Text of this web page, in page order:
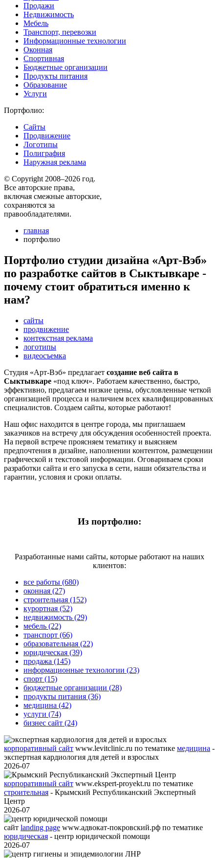
Продажи
Недвижимость
Мебель
Транспорт, перевозки
Информационные технологии
Оконная
Спортивная
Бюджетные организации
Продукты питания
Образование
Услуги
Портфолио:
Сайты
Продвижение
Логотипы
Полиграфия
Наружная реклама
© Copyright 2008–2026 год.
Все авторские права,
включая смежные авторские,
сохраняются за
правообладателями.
главная
портфолио
Портфолио студии дизайна «Арт-Вэб»
по разработке сайтов в Сыктывкаре -
почему стоит обратиться именно к
нам?
сайты
продвижение
контекстная реклама
логотипы
видеосъемка
Студия «Арт-Вэб» предлагает создание веб сайта в
Сыктывкаре «под ключ». Работаем качественно, быстро,
эффективно, предлагаем низкие цены, обусловленные четкой
организацией процесса и наличием всех квалифицированных
специалистов. Создаем сайты, которые работают!
Наш офис находится в центре города, мы приглашаем
заказчиков на встречу для обсуждения особенностей проекта.
На первой встрече проясняем тематику и выясняем
предпочтения в дизайне, наполнении контентом, размещении
графической и текстовой информации. Оговариваем сроки
разработки сайта и его запуска в сети, наши обязательства и
гарантии, условия и сроки оплаты.
Из портфолио:
Разработанные нами сайты, которые работают на наших
клиентов:
все работы (680)
оконная (27)
строительная (152)
курортная (52)
недвижимость (29)
мебель (22)
транспорт (66)
образовательная (22)
юридическая (39)
продажа (145)
информационные технологии (23)
спорт (15)
бюджетные организации (28)
продукты питания (36)
медицина (42)
услуги (74)
бизнес сайт (24)
корпоративный сайт www.levitclinic.ru по тематике медицина -
экспертная кардиология для детей и взрослых
2026-07
корпоративный сайт www.ekspert-proyekt.ru по тематике
строительная - Крымский Республиканский Экспертный
Центр
2026-07
сайт landing page www.адвокат-покровский.рф по тематике
юридическая - центр юридической помощи
2026-07